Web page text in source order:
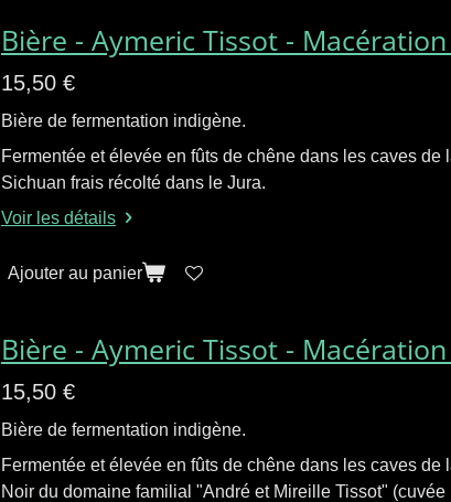
Bière - Aymeric Tissot -
15,50 €
Bière de fermentation indigène.
Fermentée et élevée en fûts de chêne dans les caves
Sichuan frais récolté dans le Jura.
Voir les détails
Ajouter au panier
Bière - Aymeric Tissot -
15,50 €
Bière de fermentation indigène.
Fermentée et élevée en fûts de chêne dans les caves
Noir du domaine familial "André et Mireille Tissot" (cuvée